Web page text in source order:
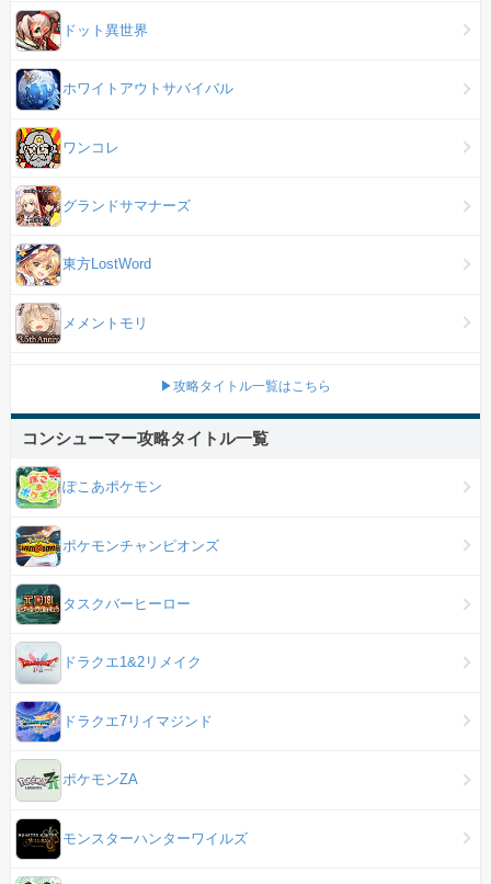
ドット異世界
ホワイトアウトサバイバル
ワンコレ
グランドサマナーズ
東方LostWord
メメントモリ
▶攻略タイトル一覧はこちら
コンシューマー攻略タイトル一覧
ぽこあポケモン
ポケモンチャンピオンズ
タスクバーヒーロー
ドラクエ1&2リメイク
ドラクエ7リイマジンド
ポケモンZA
モンスターハンターワイルズ